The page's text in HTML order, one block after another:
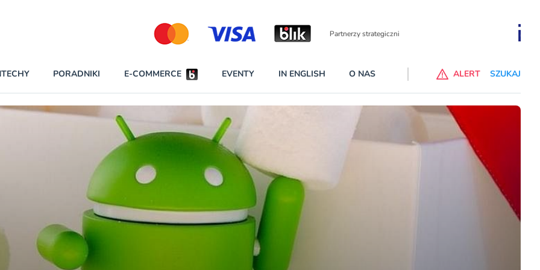
Partnerzy wspierający
BEZPIECZEŃSTWO
RAPORTY SPECJALNE
NAJCZĘŚCIEJ CZYTANE
Darmowy dostęp do ChataGPT Go dla klientów Revoluta. Nowy benefit we
wszystkich planach
W najniższych planach – Standard i Plus – z usługi będzie można korzsytać za
darmo przez trzy miesiące
Czytaj więcej
PORADNIKI E-COMMERCE EVENTY IN ENGLISH O NAS ALERT SZUKAJ